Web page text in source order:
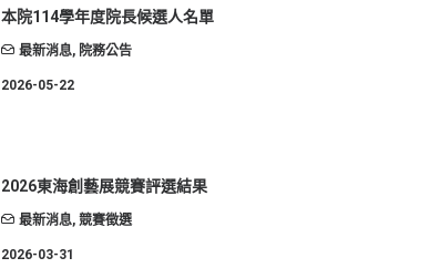
本院114學年度院長候選人名單
最新消息, 院務公告
2026-05-22
2026東海創藝展競賽評選結果
最新消息, 競賽徵選
2026-03-31